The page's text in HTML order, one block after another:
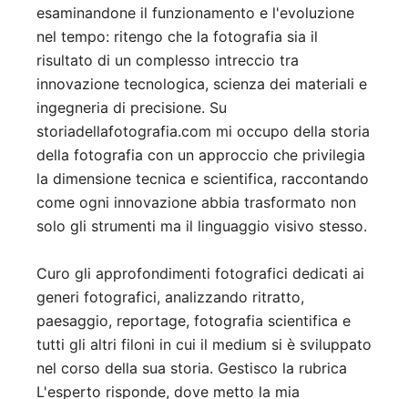
esaminandone il funzionamento e l'evoluzione
nel tempo: ritengo che la fotografia sia il
risultato di un complesso intreccio tra
innovazione tecnologica, scienza dei materiali e
ingegneria di precisione. Su
storiadellafotografia.com mi occupo della storia
della fotografia con un approccio che privilegia
la dimensione tecnica e scientifica, raccontando
come ogni innovazione abbia trasformato non
solo gli strumenti ma il linguaggio visivo stesso.
Curo gli approfondimenti fotografici dedicati ai
generi fotografici, analizzando ritratto,
paesaggio, reportage, fotografia scientifica e
tutti gli altri filoni in cui il medium si è sviluppato
nel corso della sua storia. Gestisco la rubrica
L'esperto risponde, dove metto la mia